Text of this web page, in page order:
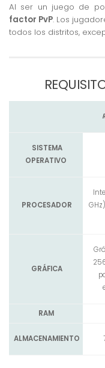
Al ser un juego de
factor PvP. Los
todos los distritos,
SISTEMA
OPERATIVO
PROCESADOR
GRÁFICA
RAM
ALMACENAMIENTO